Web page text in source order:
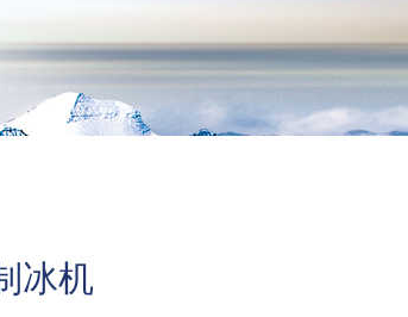
冰机